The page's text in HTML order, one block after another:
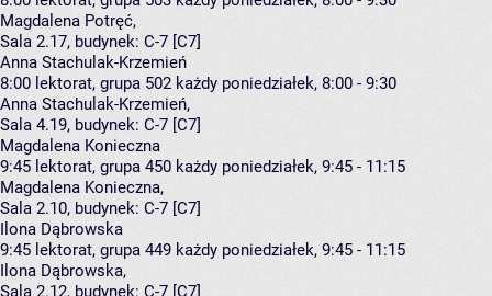
Magdalena Potręć,
Sala 2.17, budynek: C-7 [C7]
Anna Stachulak-Krzemień
8:00 lektorat, grupa 502 każdy poniedziałek, 8:00 - 9:30
Anna Stachulak-Krzemień,
Sala 4.19, budynek: C-7 [C7]
Magdalena Konieczna
9:45 lektorat, grupa 450 każdy poniedziałek, 9:45 - 11:15
Magdalena Konieczna,
Sala 2.10, budynek: C-7 [C7]
Ilona Dąbrowska
9:45 lektorat, grupa 449 każdy poniedziałek, 9:45 - 11:15
Ilona Dąbrowska,
Sala 2.12, budynek: C-7 [C7]